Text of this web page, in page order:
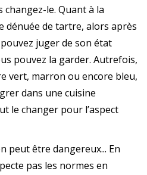
le. Quant à la
dénuée de tartre, alors après
juger de son état
pouvez la garder. Autrefois,
vert, marron ou encore bleu,
dans une cuisine
le changer pour l’aspect
peut être dangereux... En
pas les normes en